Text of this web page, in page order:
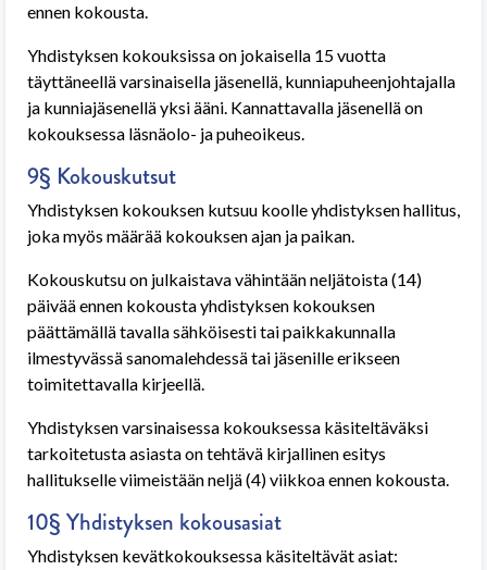
ennen kokousta.
Yhdistyksen kokouksissa on jokaisella 15 vuotta
täyttäneellä varsinaisella jäsenellä, kunniapuheenjohtajalla
ja kunniajäsenellä yksi ääni. Kannattavalla jäsenellä on
kokouksessa läsnäolo- ja puheoikeus.
9§ Kokouskutsut
Yhdistyksen kokouksen kutsuu koolle yhdistyksen hallitus,
joka myös määrää kokouksen ajan ja paikan.
Kokouskutsu on julkaistava vähintään neljätoista (14)
päivää ennen kokousta yhdistyksen kokouksen
päättämällä tavalla sähköisesti tai paikkakunnalla
ilmestyvässä sanomalehdessä tai jäsenille erikseen
toimitettavalla kirjeellä.
Yhdistyksen varsinaisessa kokouksessa käsiteltäväksi
tarkoitetusta asiasta on tehtävä kirjallinen esitys
hallitukselle viimeistään neljä (4) viikkoa ennen kokousta.
10§ Yhdistyksen kokousasiat
Yhdistyksen kevätkokouksessa käsiteltävät asiat: